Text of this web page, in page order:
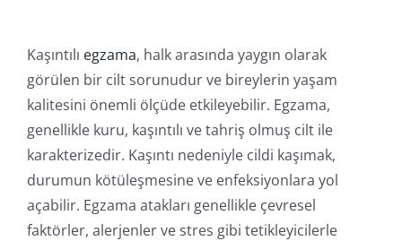
Kaşıntılı egzama, halk arasında yaygın olarak
görülen bir cilt sorunudur ve bireylerin yaşam
kalitesini önemli ölçüde etkileyebilir. Egzama,
genellikle kuru, kaşıntılı ve tahriş olmuş cilt ile
karakterizedir. Kaşıntı nedeniyle cildi kaşımak,
durumun kötüleşmesine ve enfeksiyonlara yol
açabilir. Egzama atakları genellikle çevresel
faktörler, alerjenler ve stres gibi tetikleyicilerle